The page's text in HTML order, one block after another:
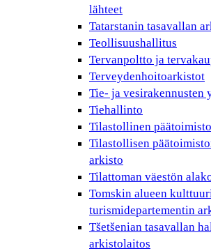
lähteet
Tatarstanin tasavallan
Teollisuushallitus
Tervanpoltto ja
Terveydenhoitoarkistot
Tie- ja vesirakennusten
Tiehallinto
Tilastollinen päätoimisto
Tilastollisen
arkisto
Tilattoman väestön
Tomskin alueen
turismidepartementin
Tšetšenian tasavallan
arkistolaitos